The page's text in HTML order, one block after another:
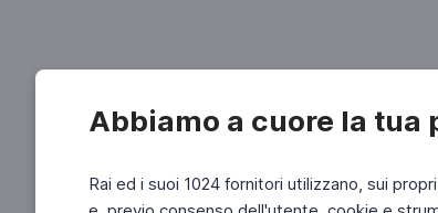
Abbiamo a cuore la tua
Rai ed i suoi 1024 fornitori utilizzano, sui